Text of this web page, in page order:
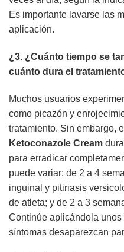
Es importante lavarse las
aplicación.
¿3. ¿Cuánto tiempo se
cuánto dura el
Muchos usuarios
como picazón y
tratamiento. Sin embargo,
Ketoconazole Cream
para erradicar
puede variar: de 2 a 4
inguinal y pitiriasis
de atleta; y de 2 a 3
Continúe aplicándola
síntomas desaparezcan